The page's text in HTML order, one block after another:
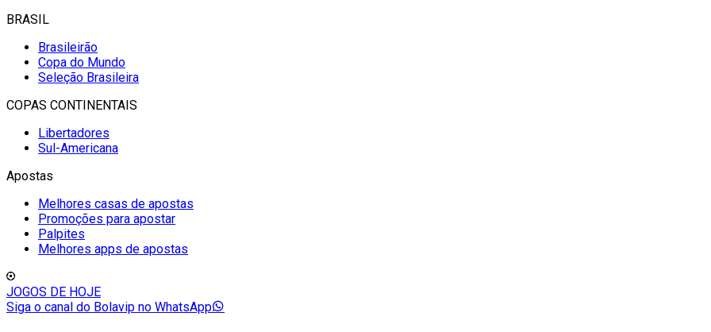
BRASIL
Brasileirão
Copa do Mundo
Seleção Brasileira
COPAS CONTINENTAIS
Libertadores
Sul-Americana
Apostas
Melhores casas de apostas
Promoções para apostar
Palpites
Melhores apps de apostas
JOGOS DE HOJE
Siga o canal do Bolavip no WhatsApp